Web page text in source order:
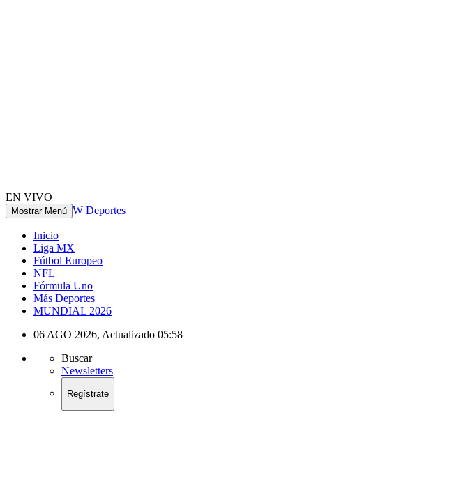
EN VIVO
Mostrar Menú W Deportes
Inicio
Liga MX
Fútbol Europeo
NFL
Fórmula Uno
Más Deportes
MUNDIAL 2026
06 AGO 2026, Actualizado 05:58
Buscar
Newsletters
Regístrate